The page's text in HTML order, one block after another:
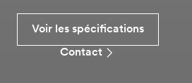
Voir les spécifications
Contact